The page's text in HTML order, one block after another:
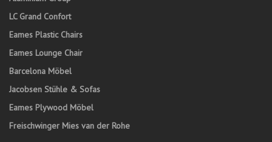
LC Grand Confort
Eames Plastic Chairs
Eames Lounge Chair
Barcelona Möbel
Jacobsen Stühle & Sofas
Eames Plywood Möbel
Freischwinger Mies van der Rohe